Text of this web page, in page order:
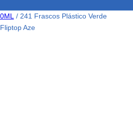
/ 241 Frascos Plástico Verde
Aze